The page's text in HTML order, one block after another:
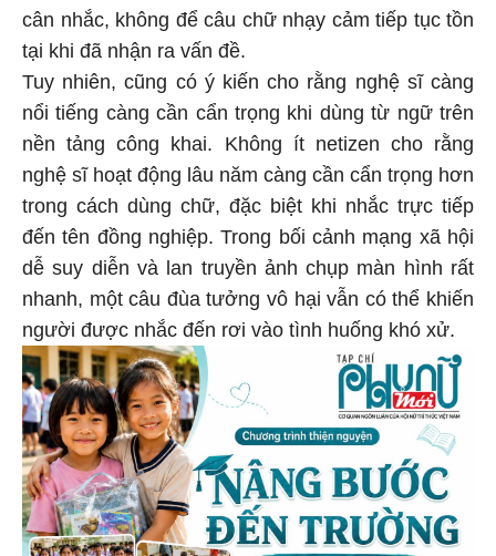
cân nhắc, không để câu chữ nhạy cảm tiếp tục tồn
tại khi đã nhận ra vấn đề.
Tuy nhiên, cũng có ý kiến cho rằng nghệ sĩ càng
nổi tiếng càng cần cẩn trọng khi dùng từ ngữ trên
nền tảng công khai. Không ít netizen cho rằng
nghệ sĩ hoạt động lâu năm càng cần cẩn trọng hơn
trong cách dùng chữ, đặc biệt khi nhắc trực tiếp
đến tên đồng nghiệp. Trong bối cảnh mạng xã hội
dễ suy diễn và lan truyền ảnh chụp màn hình rất
nhanh, một câu đùa tưởng vô hại vẫn có thể khiến
người được nhắc đến rơi vào tình huống khó xử.